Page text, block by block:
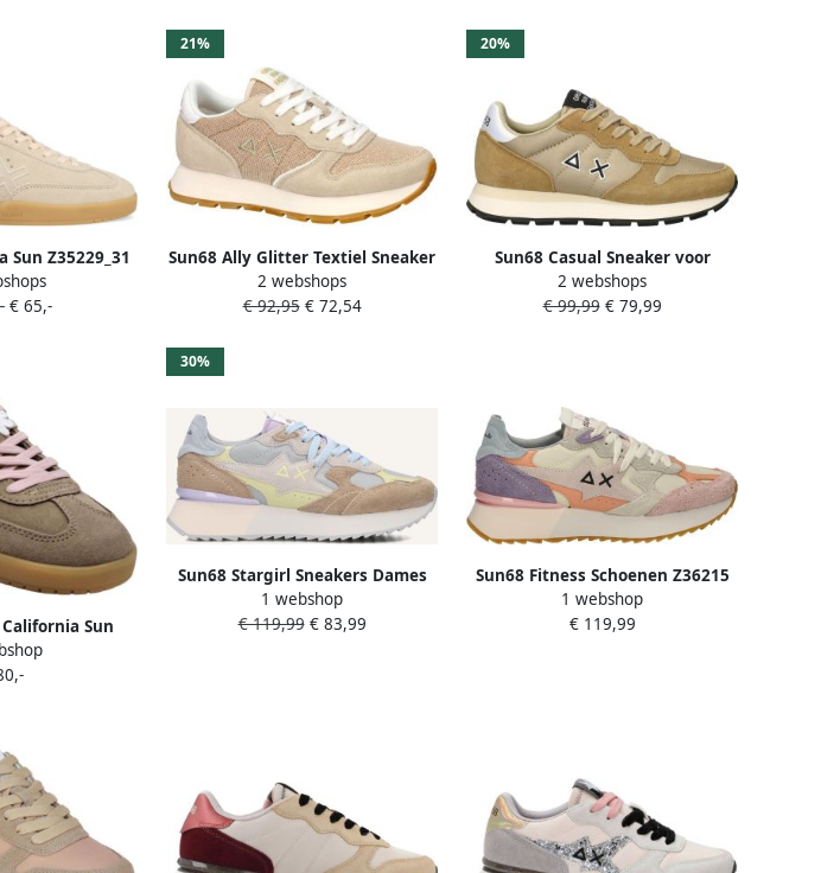
Sun Z35229_31
€ 65,-
21%
Sun68 Ally Glitter Textiel Sneaker
Streetwear Vrouwen
2 webshops
€ 92,95€ 72,54
20%
Sun68 Casual Sneaker voor
dagelijks gebruik Yellow Dames
2 webshops
€ 99,99€ 79,99
Sun
BZ36248
30%
Sun68 Stargirl Sneakers Dames
Beige
1 webshop
€ 119,99€ 83,99
Sun68 Fitness Schoenen Z36215
Stargirl Multicolor Bianco
1 webshop
€ 119,99